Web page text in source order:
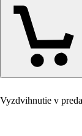
Vyzdvihnutie v